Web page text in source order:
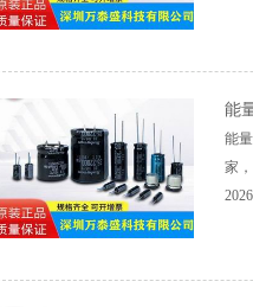
能
能
家